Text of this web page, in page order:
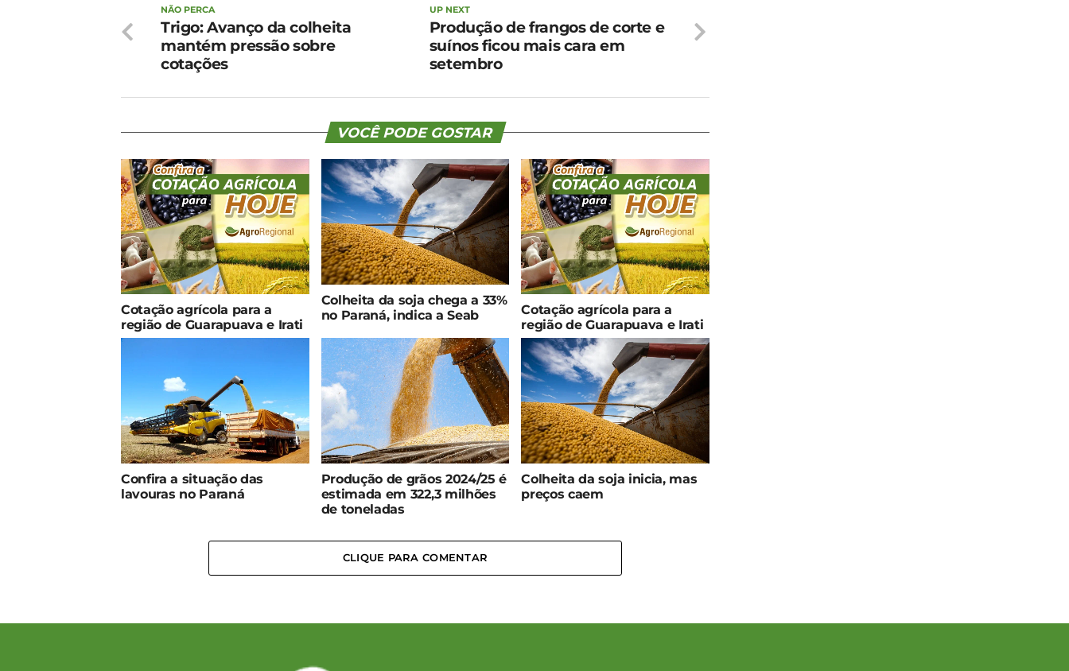
UP NEXT
Produção de frangos de corte e
suínos ficou mais cara em
setembro
NÃO PERCA
Trigo: Avanço da colheita
mantém pressão sobre
cotações
VOCÊ PODE GOSTAR
Cotação agrícola para a
região de Guarapuava e Irati
Colheita da soja chega a 33%
no Paraná, indica a Seab
Cotação agrícola para a
região de Guarapuava e Irati
Confira a situação das
lavouras no Paraná
Produção de grãos 2024/25 é
estimada em 322,3 milhões
de toneladas
Colheita da soja inicia, mas
preços caem
CLIQUE PARA COMENTAR